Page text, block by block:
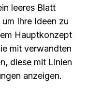
leeres Blatt
Ihre Ideen zu
Hauptkonzept
mit verwandten
diese mit Linien
anzeigen.